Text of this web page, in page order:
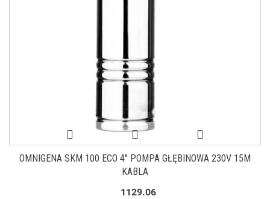
OMNIGENA SKM 100 ECO 4" POMPA GŁĘBINOWA 230V 15M
KABLA
1129.06